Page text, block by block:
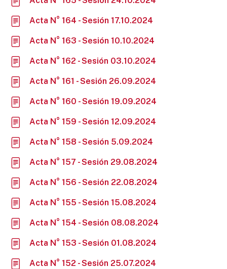
Acta N° 164 - Sesión 17.10.2024
Acta N° 163 - Sesión 10.10.2024
Acta N° 162 - Sesión 03.10.2024
Acta N° 161 - Sesión 26.09.2024
Acta N° 160 - Sesión 19.09.2024
Acta N° 159 - Sesión 12.09.2024
Acta N° 158 - Sesión 5.09.2024
Acta N° 157 - Sesión 29.08.2024
Acta N° 156 - Sesión 22.08.2024
Acta N° 155 - Sesión 15.08.2024
Acta N° 154 - Sesión 08.08.2024
Acta N° 153 - Sesión 01.08.2024
Acta N° 152 - Sesión 25.07.2024